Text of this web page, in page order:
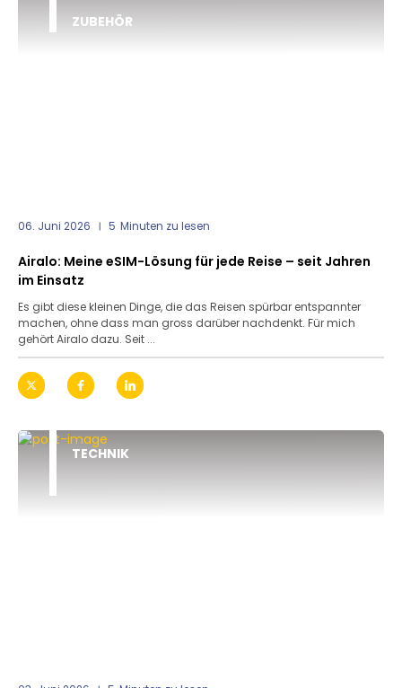
ZUBEHÖR
06. Juni 2026 5 Minuten zu lesen
Airalo: Meine eSIM-Lösung für jede Reise – seit Jahren
im Einsatz
Es gibt diese kleinen Dinge, die das Reisen spürbar entspannter
machen, ohne dass man gross darüber nachdenkt. Für mich
gehört Airalo dazu. Seit ...
TECHNIK